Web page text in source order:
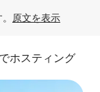
原文を表示
ホスティング